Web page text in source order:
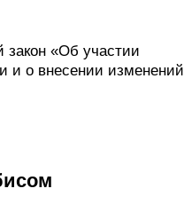
«Об участии
и о внесении изменений